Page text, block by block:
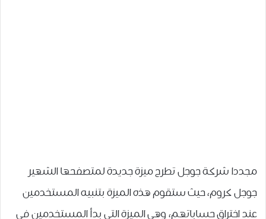
مجددا شركة جوجل تطرح ميزة جديدة لمتصفحها الشهير
جوجل كروم، حيث ستقوم هذه الميزة بتنبيه المستخدمين
ﻋﻨﺪ ﺍﺧﺘﺮﺍﻕ ﺣﺴﺎﺑﺎﺗﻬﻢ، ﻭﻫﻲ ﺍﻟﻤﻴﺰﺓ ﺍﻟﺘﻰ ﺑﺪﺃ ﺍﻟﻤﺴﺘﺨﺪﻣﻴﻦ ﻓﻲ